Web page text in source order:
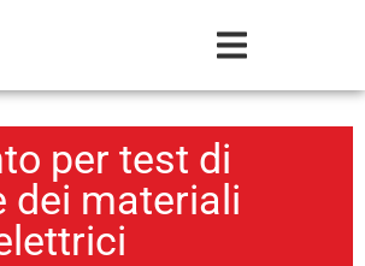
per test di
dei materiali